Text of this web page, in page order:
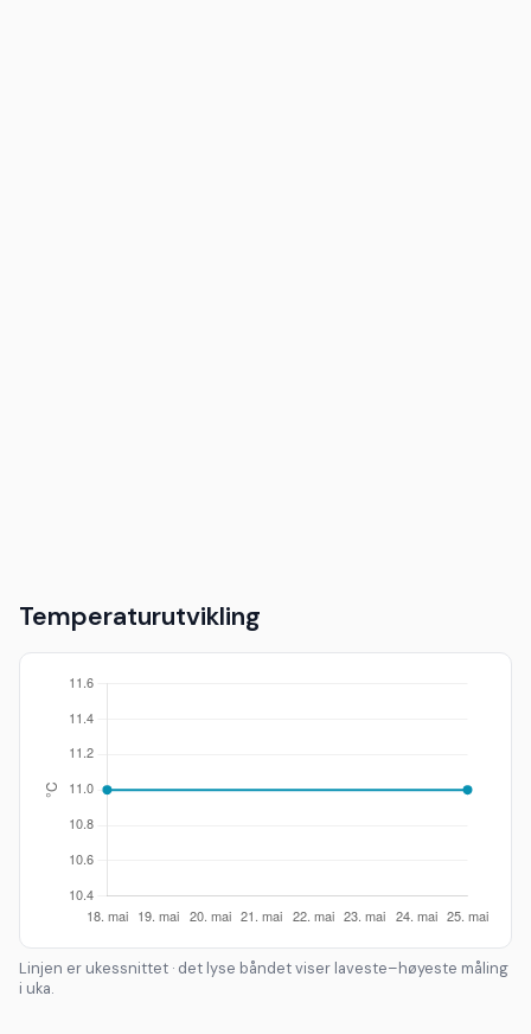
Temperaturutvikling
Linjen er ukessnittet · det lyse båndet viser laveste–høyeste måling
i uka.